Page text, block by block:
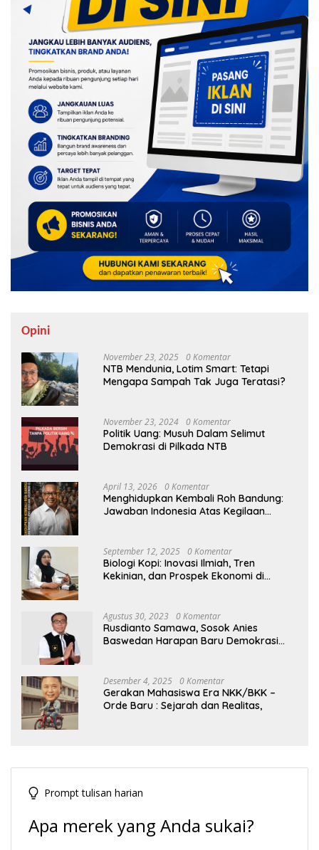
Opini
November 23, 2025 0 Komentar
NTB Mendunia, Lotim Smart: Tetapi
Mengapa Sampah Tak Juga Teratasi?
November 23, 2024 0 Komentar
Politik Uang: Musuh Dalam Selimut
Demokrasi di Pilkada NTB
April 13, 2026 0 Komentar
Menghidupkan Kembali Roh Bandung:
Jawaban Indonesia Atas Kegilaan
September 12, 2025 0 Komentar
Biologi Kopi: Inovasi Ilmiah, Tren
Kekinian, dan Prospek Ekonomi di
Agustus 30, 2023 0 Komentar
Rusdianto Samawa, Sosok Anies
Baswedan Harapan Baru Demokrasi
Desember 4, 2025 0 Komentar
Gerakan Mahasiswa Era NKK/BKK –
Orde Baru : Sejarah dan Realitas,
Prompt tulisan harian
Apa merek yang Anda sukai?